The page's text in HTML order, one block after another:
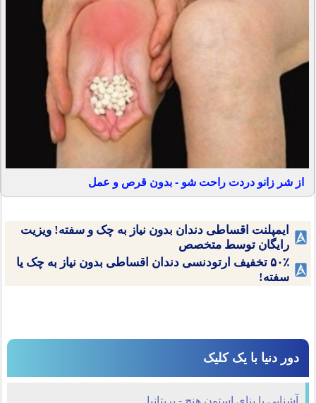
از شر زانو دردت راحت شو - بدون قرص و عمل
ایمپلنت اقساطی دندان بدون نیاز به چک و سفته! ویزیت
رایگان توسط متخصص
۵۰٪ تخفیف ارتودنسی دندان اقساطی بدون نیاز به چک یا
سفته!
دور دنیا با یک کلیک
آشنایی با بنای استون هنج - بریتانیا